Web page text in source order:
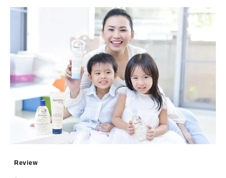
Insurance
VDO
Event & Activities
แม่แอร์ป้ายยา
Review